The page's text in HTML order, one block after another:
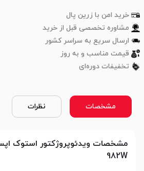
خرید امن با زرین پال
مشاوره تخصصی قبل از خرید
ارسال سریع به سراسر کشور
قیمت مناسب و به روز
تخفیفات دوره‌ای
مشخصات نظرات
982W